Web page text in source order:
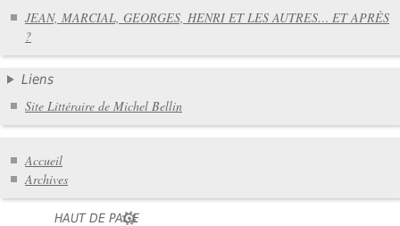
JEAN, MARCIAL, GEORGES, HENRI ET LES AUTRES… ET APRÈS
?
Liens
Site Littéraire de Michel Bellin
Accueil
Archives
HAUT DE PAGE